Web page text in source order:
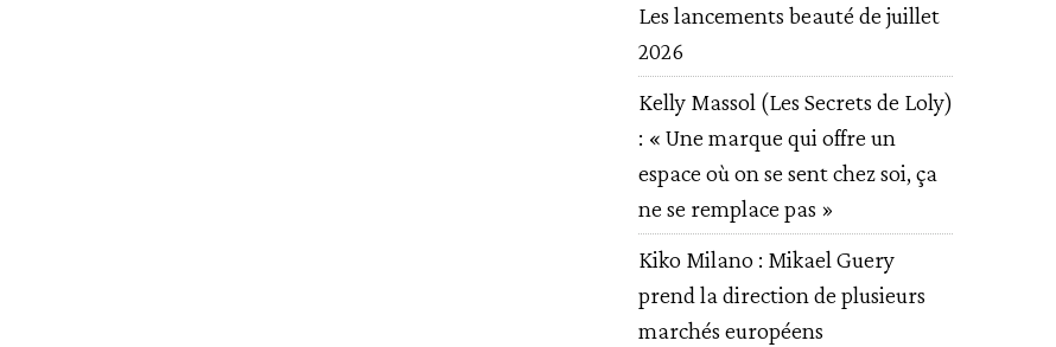
Les lancements beauté de juillet
2026
Kelly Massol (Les Secrets de Loly)
: « Une marque qui offre un
espace où on se sent chez soi, ça
ne se remplace pas »
Kiko Milano : Mikael Guery
prend la direction de plusieurs
marchés européens